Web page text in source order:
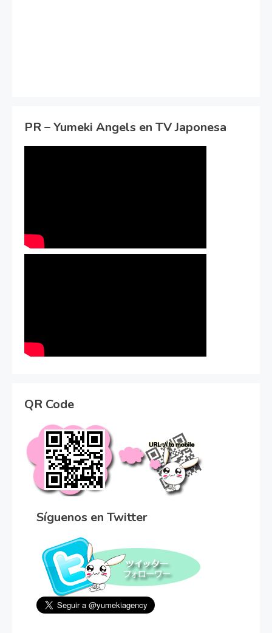
PR – Yumeki Angels en TV Japonesa
QR Code
Síguenos en Twitter